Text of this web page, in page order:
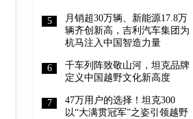
月销超30万辆、新能源17.8万
辆齐创新高，吉利汽车集团为
杭马注入中国智造力量
千车列阵致敬山河，坦克品牌
定义中国越野文化新高度
47万用户的选择！坦克300
以“大满贯冠军”之姿引领越野